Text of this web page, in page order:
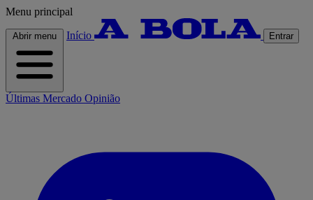
Menu principal
Abrir menu Início Entrar
Últimas Mercado Opinião